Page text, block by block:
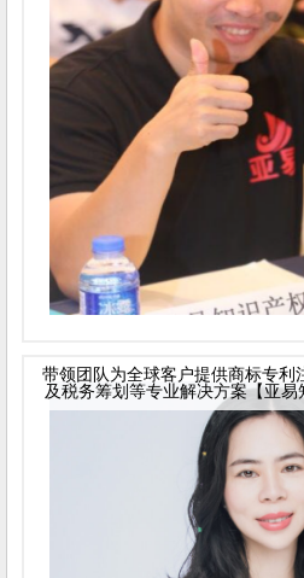
带领团队为全球客户提供商标专利
及税务筹划等专业解决方案【亚易